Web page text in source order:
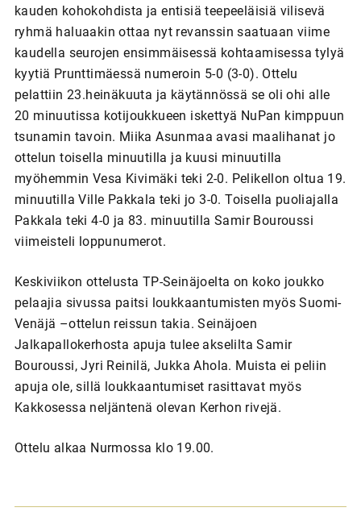
kauden kohokohdista ja entisiä teepeeläisiä vilisevä
ryhmä haluaakin ottaa nyt revanssin saatuaan viime
kaudella seurojen ensimmäisessä kohtaamisessa tylyä
kyytiä Prunttimäessä numeroin 5-0 (3-0). Ottelu
pelattiin 23.heinäkuuta ja käytännössä se oli ohi alle
20 minuutissa kotijoukkueen iskettyä NuPan kimppuun
tsunamin tavoin. Miika Asunmaa avasi maalihanat jo
ottelun toisella minuutilla ja kuusi minuutilla
myöhemmin Vesa Kivimäki teki 2-0. Pelikellon oltua 19.
minuutilla Ville Pakkala teki jo 3-0. Toisella puoliajalla
Pakkala teki 4-0 ja 83. minuutilla Samir Bouroussi
viimeisteli loppunumerot.
Keskiviikon ottelusta TP-Seinäjoelta on koko joukko
pelaajia sivussa paitsi loukkaantumisten myös Suomi-
Venäjä –ottelun reissun takia. Seinäjoen
Jalkapallokerhosta apuja tulee akselilta Samir
Bouroussi, Jyri Reinilä, Jukka Ahola. Muista ei peliin
apuja ole, sillä loukkaantumiset rasittavat myös
Kakkosessa neljäntenä olevan Kerhon rivejä.
Ottelu alkaa Nurmossa klo 19.00.